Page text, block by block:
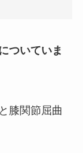
ついていま
膝関節屈曲